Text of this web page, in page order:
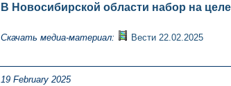
В Новосибирской области набор на
Скачать медиа-материал: Вести 22.02.2025
19 February 2025